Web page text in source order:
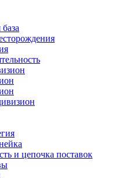
и цепочка поставок